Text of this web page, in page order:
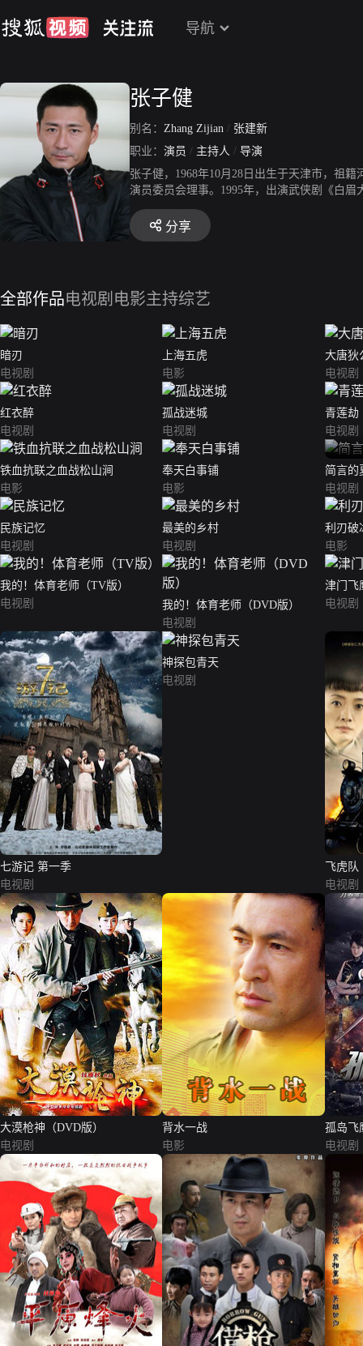
导航
张子健
别名： Zhang Zijian / 张建新
职业： 演员 / 主持人 / 导演
张子健，1968年10月28日出生于天津市，祖
演员委员会理事。1995年，出演武侠剧《白
角，饰演尹剑平一角被观众熟知。2004年，
主演谍战剧《飞虎神鹰》播出，同年，主持山
《铿锵竹韵抒真情——张子健话说张志宽》出
分享
全部作品电视剧 电影主持综艺
暗刃
电视剧
上海五虎
电影
大唐狄
电视剧
红衣醉
电视剧
孤战迷城
电视剧
青莲劫
电视剧
铁血抗联之血战松山涧
电影
奉天白事铺
电影
简言的
电视剧
民族记忆
电视剧
最美的乡村
电视剧
利刃破
电影
我的！体育老师（TV版）
电视剧
我的！体育老师（DVD版）
电视剧
津门飞
电视剧
七游记 第一季
电视剧
神探包青天
电视剧
飞虎队
电视剧
大漠枪神（DVD版）
电视剧
背水一战
电影
孤岛飞
电视剧